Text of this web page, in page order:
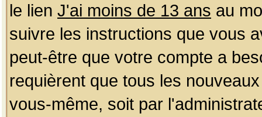
le lien J'ai moins de 13 ans au
suivre les instructions que vous
peut-être que votre compte a
requièrent que tous les
vous-même, soit par